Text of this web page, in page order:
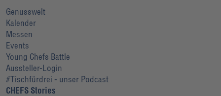
Genusswelt
Kalender
Messen
Events
Young Chefs Battle
Aussteller-Login
#Tischfürdrei - unser Podcast
CHEFS Stories